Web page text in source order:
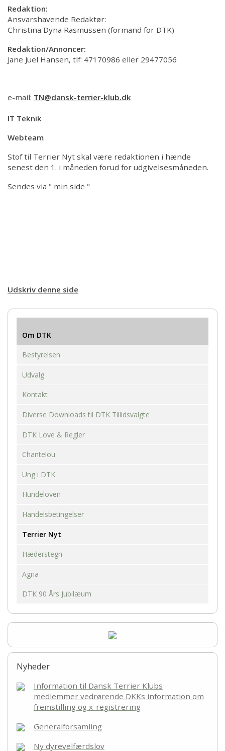
Redaktion:
Ansvarshavende Redaktør:
Christina Dyna Rasmussen (formand for DTK)
Redaktion/Annoncer:
Jane Juel Hansen, tlf: 47170986 eller 29477056
e-mail: TN@dansk-terrier-klub.dk
IT Teknik
Webteam
Stof til Terrier Nyt skal være redaktionen i hænde
senest den 1. i måneden forud for udgivelsesmåneden.
Sendes via " min side "
Udskriv denne side
Om DTK
Bestyrelsen
Udvalg
Kontakt
Diverse Downloads til DTK Tillidsvalgte
DTK Love & Regler
Chantelou
Ung i DTK
Hundeloven
Handelsbetingelser
Terrier Nyt
Hæderstegn
Agria
DTK 90 Års Jubilæum
Nyheder
Information til Dansk Terrier Klubs
medlemmer vedrørende DKKs information om
fremstilling og x-registrering
Generalforsamling
Ny dyrevelfærdslov